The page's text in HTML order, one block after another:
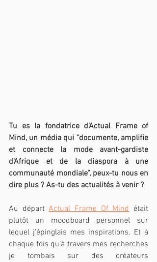
Tu es la fondatrice d'Actual Frame of
Mind, un média qui "documente, amplifie
et connecte la mode avant-gardiste
d'Afrique et de la diaspora à une
communauté mondiale", peux-tu nous en
dire plus ? As-tu des actualités à venir ?
Au départ Actual Frame Of Mind était
plutôt un moodboard personnel sur
lequel j'épinglais mes inspirations. Et à
chaque fois qu’à travers mes recherches
je tombais sur des créateurs